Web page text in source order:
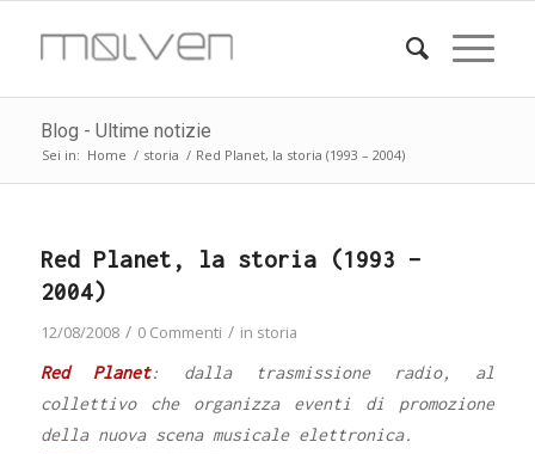
Blog - Ultime notizie
Sei in: Home / storia / Red Planet, la storia (1993 – 2004)
Red Planet, la storia (1993 –
2004)
12/08/2008 / 0 Commenti / in storia
Red Planet: dalla trasmissione radio, al
collettivo che organizza eventi di promozione
della nuova scena musicale elettronica.